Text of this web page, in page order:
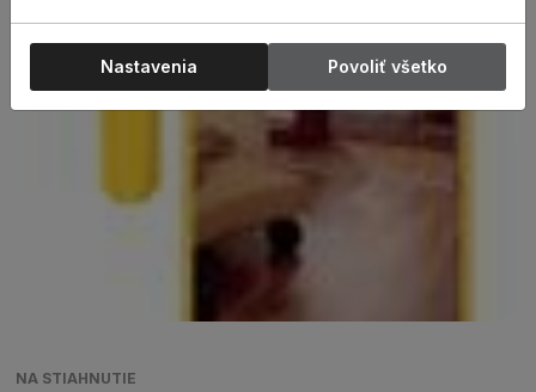
NA STIAHNUTIE
Nastavenia Povoliť všetko